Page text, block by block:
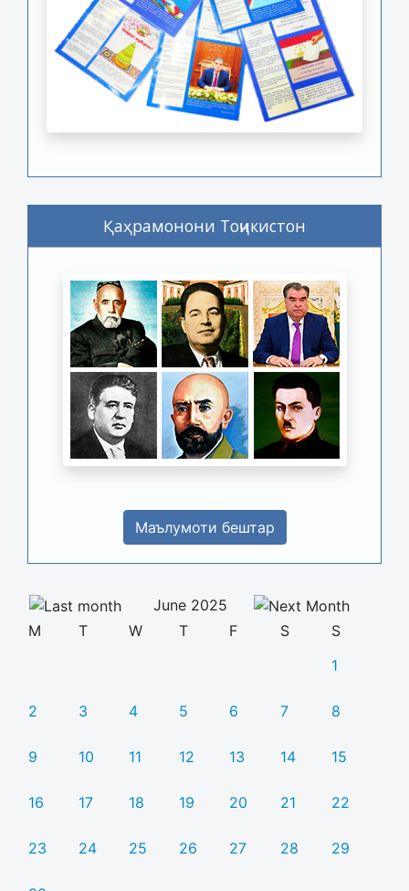
Қаҳрамонони Тоҷикистон
Маълумоти бештар
June 2025
M
T W T F S
S
1
2 3 4 5 6 7 8
9 10 11 12 13 14 15
16 17 18 19 20 21 22
23 24 25 26 27 28 29